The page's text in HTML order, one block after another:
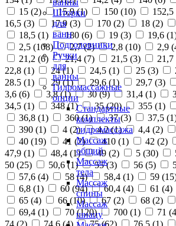
ванны
Шторки
для
ванн
Подголовники
Ручки
для
ванны
Гидромассажные
опции
Стандартные
комплекты
гидромассажа
Массаж
общий
Массаж
тела
Массаж
спины
Массаж
шиацу
15 (2) 15,9 (1) 150 (10) 152,5
16,5 (3) 17,9 (3) 170 (2) 18 (2)
18,5 (1) 180 (6) 19 (3) 19,6 (1
2,5 (108) 2,7 (2) 2,8 (10) 2,9 (
21,2 (6) 21,4 (7) 21,5 (3) 21,7
22,8 (1) 24 (1) 24,5 (1) 25 (3)
28.5 (1) 29 (1) 29,6 (1) 29,7 (3)
3,6 (6) 3,8 (1) 30 (9) 31,4 (1)
34,5 (1) 348 (1) 35 (20) 355 (1)
36,8 (1) 360 (1) 37 (3) 37,5 (1
390 (1) 4 (2) 4,2 (1) 4,4 (2)
40 (19) 41 (2) 410 (1) 42 (2)
47,9 (1) 48,4 (1) 49 (2) 5 (30)
50 (25) 50,6 (1) 55 (3) 56 (5)
57,6 (4) 58 (4) 58,4 (1) 59 (15
6,8 (1) 60 (94) 60,4 (4) 61 (4)
65 (4) 66 (10) 67 (2) 68 (2)
69,4 (1) 70 (120) 700 (1) 71 (4
74 (2) 74,6 (4) 75 (62) 76,5 (1)